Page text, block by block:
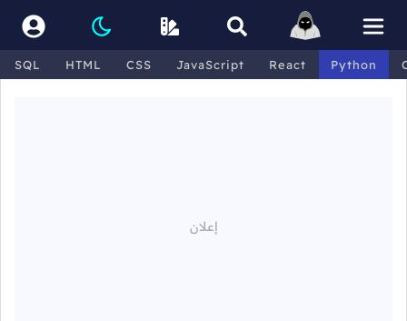
SQL HTML CSS JavaScript React Python